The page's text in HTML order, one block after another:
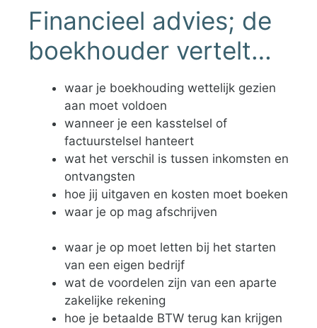
Financieel advies; de
boekhouder vertelt…
waar je boekhouding wettelijk gezien
aan moet voldoen
wanneer je een kasstelsel of
factuurstelsel hanteert
wat het verschil is tussen inkomsten en
ontvangsten
hoe jij uitgaven en kosten moet boeken
waar je op mag afschrijven
waar je op moet letten bij het starten
van een eigen bedrijf
wat de voordelen zijn van een aparte
zakelijke rekening
hoe je betaalde BTW terug kan krijgen